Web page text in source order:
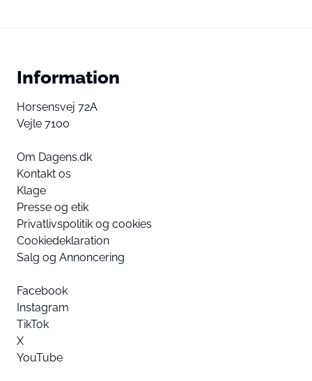
Information
Horsensvej 72A
Vejle 7100
Om Dagens.dk
Kontakt os
Klage
Presse og etik
Privatlivspolitik og cookies
Cookiedeklaration
Salg og Annoncering
Facebook
Instagram
TikTok
X
YouTube